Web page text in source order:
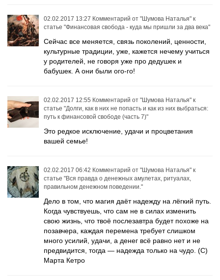
02.02.2017 13:27 Комментарий от "Шумова Наталья" к
статье "Финансовая свобода - куда мы пришли за два века"
Сейчас все меняется, связь поколений, ценности,
культурные традиции, уже, кажется нечему учиться
у родителей, не говоря уже про дедушек и
бабушек. А они были ого-го!
02.02.2017 12:55 Комментарий от "Шумова Наталья" к
статье "Долги, как в них не попасть и как из них выбраться:
путь к финансовой свободе (часть 7)"
Это редкое исключение, удачи и процветания
вашей семье!
02.02.2017 06:42 Комментарий от "Шумова Наталья" к
статье "Вся правда о денежных амулетах, ритуалах,
правильном денежном поведении."
Дело в том, что магия даёт надежду на лёгкий путь.
Когда чувствуешь, что сам не в силах изменить
свою жизнь, что твоё послезавтра будет похоже на
позавчера, каждая перемена требует слишком
много усилий, удачи, а денег всё равно нет и не
предвидится, тогда — надежда только на чудо. (С)
Марта Кетро